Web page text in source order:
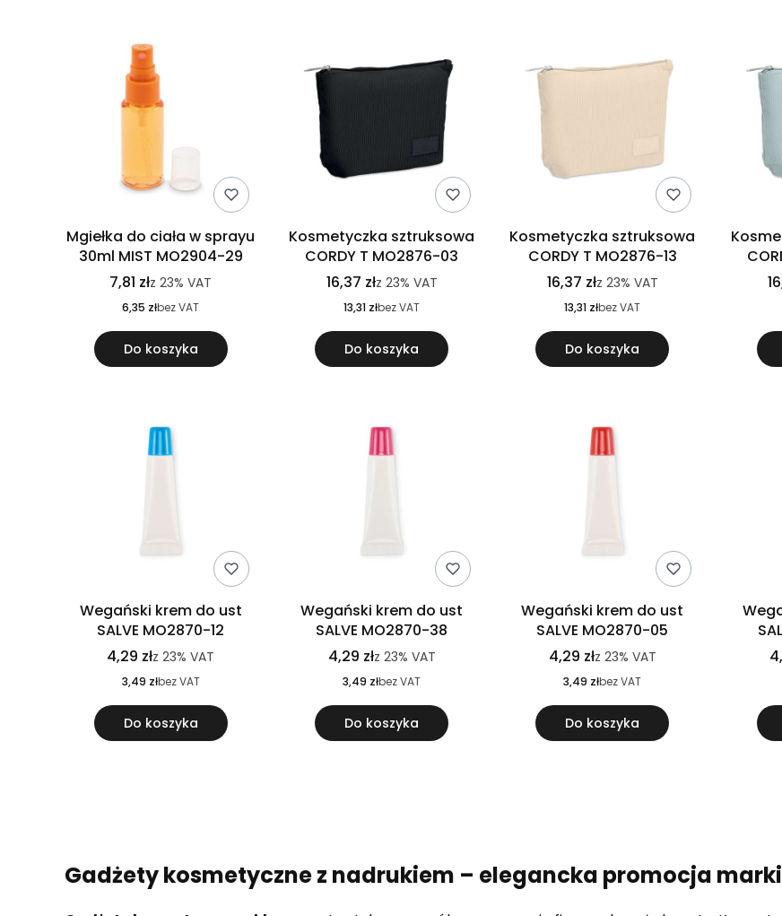
Mgiełka do ciała w sprayu
30ml MIST MO2904-29
7,81 złz23% VAT
6,35 złbez VAT
Do koszyka
Kosmetyczka sztruksowa
CORDY T MO2876-03
16,37 złz 23% VAT
13,31 złbez VAT
Do koszyka
Kosmetyczka sztruksowa
CORDY T MO2876-13
16,37 złz 23% VAT
13,31 złbez VAT
Do koszyka
Wegański krem do ust
SALVE MO2870-12
4,29 złz23% VAT
3,49 złbez VAT
Do koszyka
Wegański krem do ust
SALVE MO2870-38
4,29 złz 23% VAT
3,49 złbez VAT
Do koszyka
Wegański krem do ust
SALVE MO2870-05
4,29 złz 23% VAT
3,49 złbez VAT
Do koszyka
Gadżety kosmetyczne z nadrukiem – elegancka promocja